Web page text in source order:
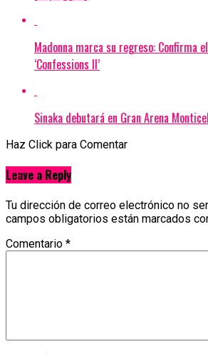
Madonna marca su regreso: Confirma
‘Confessions II’
Sinaka debutará en Gran Arena
Haz Click para Comentar
Leave a Reply
Tu dirección de correo electrónico no
campos obligatorios están marcados
Comentario *